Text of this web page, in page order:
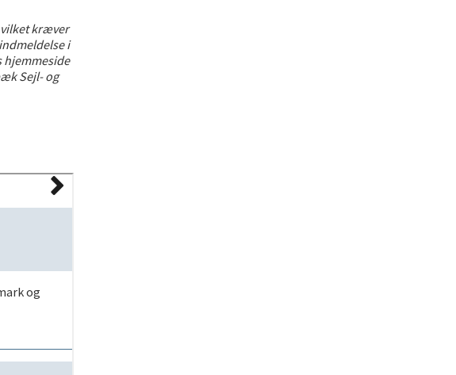
kræver
i
hjemmeside
Sejl- og